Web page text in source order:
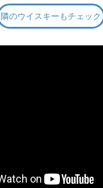
隣のウイスキーもチェック